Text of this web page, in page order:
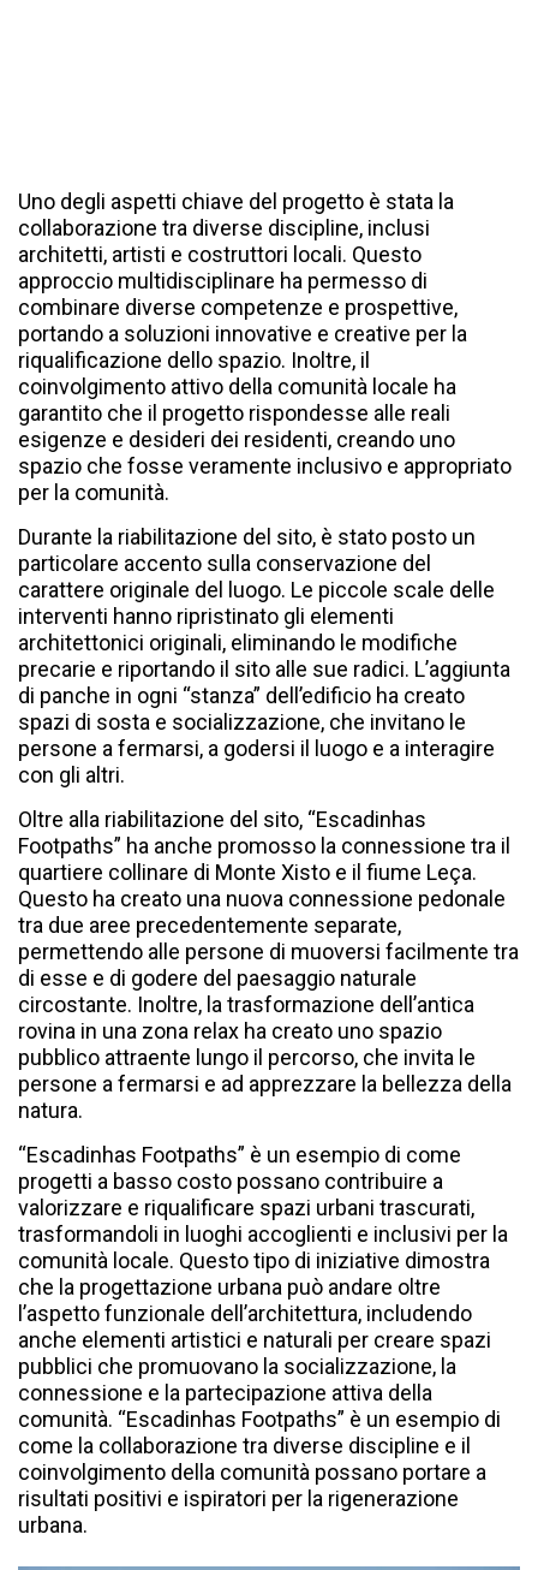
Uno degli aspetti chiave del progetto è stata la
collaborazione tra diverse discipline, inclusi
architetti, artisti e costruttori locali. Questo
approccio multidisciplinare ha permesso di
combinare diverse competenze e prospettive,
portando a soluzioni innovative e creative per la
riqualificazione dello spazio. Inoltre, il
coinvolgimento attivo della comunità locale ha
garantito che il progetto rispondesse alle reali
esigenze e desideri dei residenti, creando uno
spazio che fosse veramente inclusivo e appropriato
per la comunità.
Durante la riabilitazione del sito, è stato posto un
particolare accento sulla conservazione del
carattere originale del luogo. Le piccole scale delle
interventi hanno ripristinato gli elementi
architettonici originali, eliminando le modifiche
precarie e riportando il sito alle sue radici. L’aggiunta
di panche in ogni “stanza” dell’edificio ha creato
spazi di sosta e socializzazione, che invitano le
persone a fermarsi, a godersi il luogo e a interagire
con gli altri.
Oltre alla riabilitazione del sito, “Escadinhas
Footpaths” ha anche promosso la connessione tra il
quartiere collinare di Monte Xisto e il fiume Leça.
Questo ha creato una nuova connessione pedonale
tra due aree precedentemente separate,
permettendo alle persone di muoversi facilmente tra
di esse e di godere del paesaggio naturale
circostante. Inoltre, la trasformazione dell’antica
rovina in una zona relax ha creato uno spazio
pubblico attraente lungo il percorso, che invita le
persone a fermarsi e ad apprezzare la bellezza della
natura.
“Escadinhas Footpaths” è un esempio di come
progetti a basso costo possano contribuire a
valorizzare e riqualificare spazi urbani trascurati,
trasformandoli in luoghi accoglienti e inclusivi per la
comunità locale. Questo tipo di iniziative dimostra
che la progettazione urbana può andare oltre
l’aspetto funzionale dell’architettura, includendo
anche elementi artistici e naturali per creare spazi
pubblici che promuovano la socializzazione, la
connessione e la partecipazione attiva della
comunità. “Escadinhas Footpaths” è un esempio di
come la collaborazione tra diverse discipline e il
coinvolgimento della comunità possano portare a
risultati positivi e ispiratori per la rigenerazione
urbana.